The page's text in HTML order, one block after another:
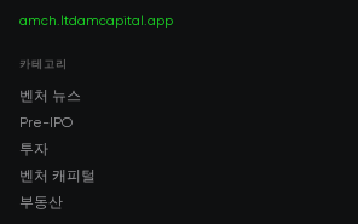
amch.ltdamcapital.app
카테고리
벤처 뉴스
Pre-IPO
투자
벤처 캐피털
부동산